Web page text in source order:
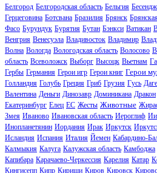
Белгород Белгородская область Бельгия
Герцеговина Ботсвана Бразилия Брянск
Фасо Бурундук Бурятия Бутан Бэнкси Ватикан
Венгрия Венесуэла Владивосток Владимир
Волна Вологда Вологодская область Волосово
область Всеволожск Выборг Высоцк Вьетнам
Гербы Германия Герои игр Герои книг Герои
Голландия Голубь Греция Гриб Грузия Гусь
Валентина Деньги Динозавр Доминикана Дракон
Екатеринбург Елец ЕС Жесты Животные
Змея Иваново Ивановская область Иероглиф
Инопланетянин Иордания Ирак Иркутск
Исландия Испания Италия Йемен Кабардино-
Калмыкия Калуга Калужская область Камбоджа
Капибара Карачаево-Черкессия Карелия Катар
Кингисепп Кипр Кириши Киров Кировск